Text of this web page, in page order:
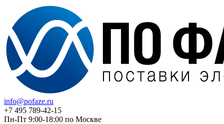
info@pofaze.ru
+7 495 789-42-15
Пн-Пт 9:00-18:00 по Москве